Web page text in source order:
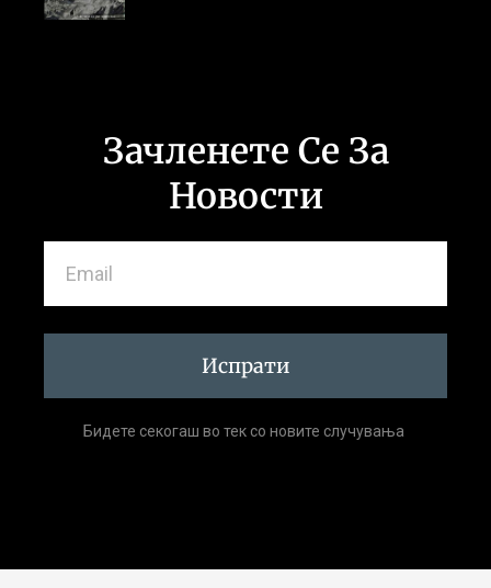
Зачленете Се За
Новости
Испрати
Бидете секогаш во тек со новите случувања